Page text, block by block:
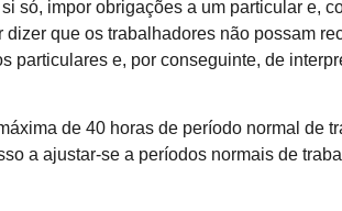
só, impor obrigações a um particular e,
que os trabalhadores não possam
e, por conseguinte, de
de 40 horas de período normal de
a ajustar-se a períodos normais de